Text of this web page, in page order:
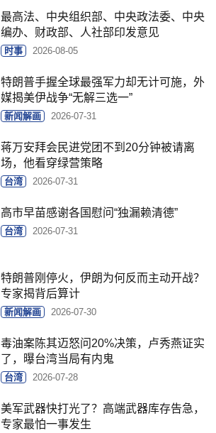
最高法、中央组织部、中央政法委、中央
编办、财政部、人社部印发意见
时事 2026-08-05
特朗普手握全球最强军力却无计可施，外
媒揭美伊战争“无解三选一”
新闻解画 2026-07-31
蒋万安拜会民进党团不到20分钟被请离
场，他看穿绿营策略
台湾 2026-07-31
高市早苗感谢各国慰问“独漏赖清德”
台湾 2026-07-31
特朗普刚停火，伊朗为何反而主动开战？
专家揭背后算计
新闻解画 2026-07-30
毒油案陈其迈怒问20%决策，卢秀燕证实
了，曝台湾当局有内鬼
台湾 2026-07-28
美军武器快打光了？高端武器库存告急，
专家最怕一事发生